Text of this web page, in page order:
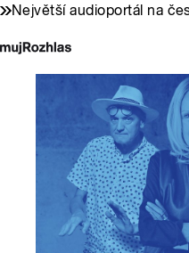
Největší audioportál na